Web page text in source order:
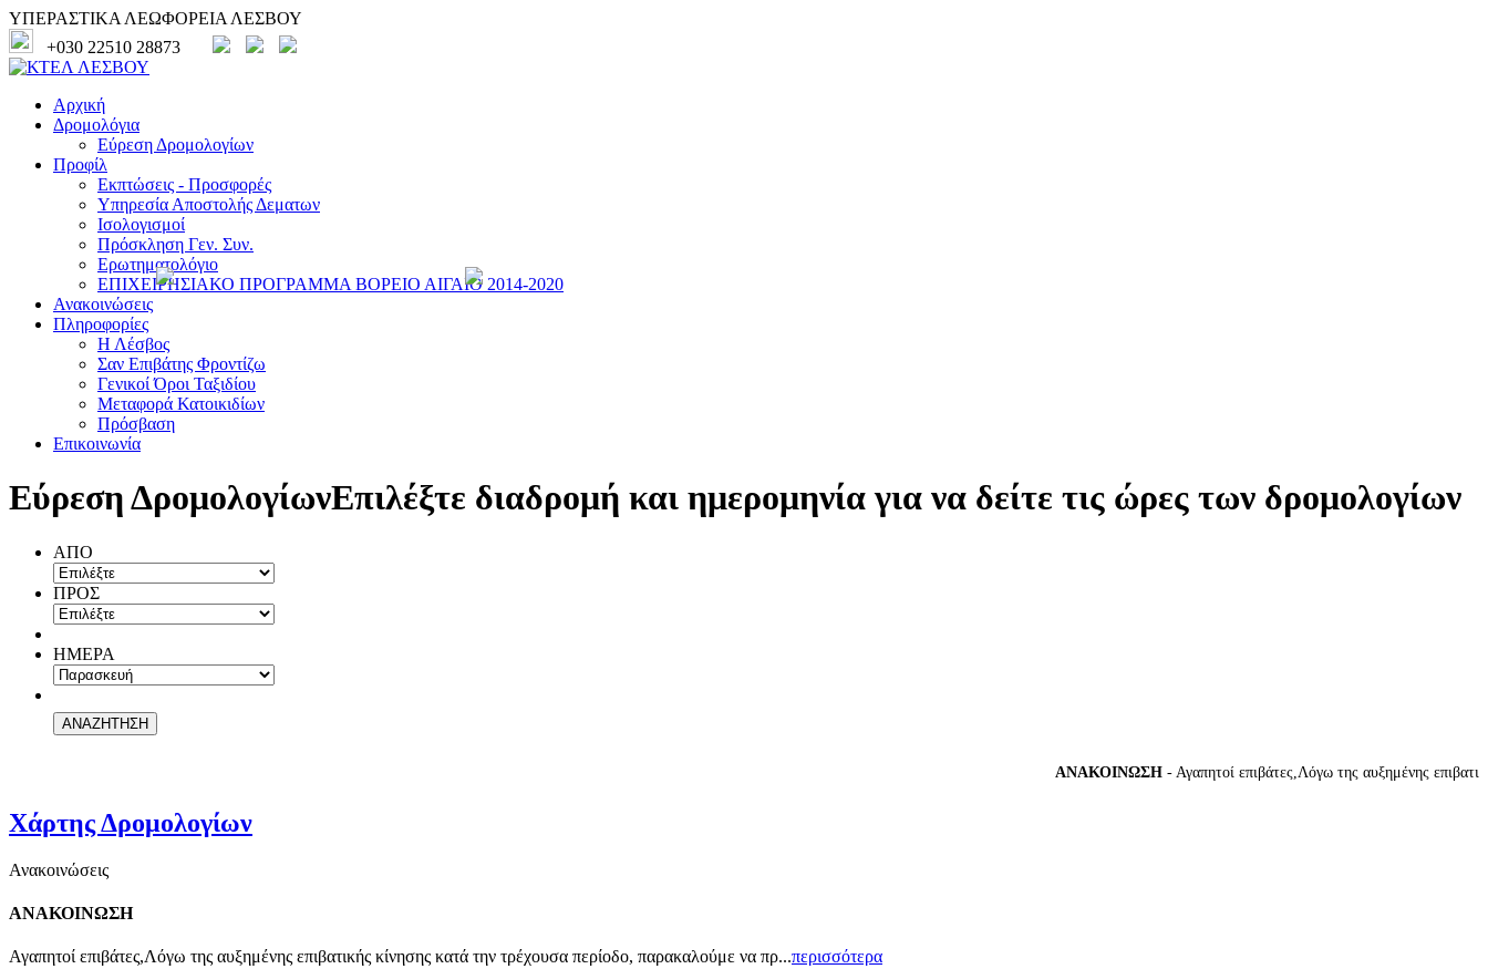
ΥΠΕΡΑΣΤΙΚΑ ΛΕΩΦΟΡΕΙΑ ΛΕΣΒΟΥ
+030 22510 28873
Αρχική
Δρομολόγια
Εύρεση Δρομολογίων
Προφίλ
Εκπτώσεις - Προσφορές
Υπηρεσία Αποστολής Δεματων
Ισολογισμοί
Πρόσκληση Γεν. Συν.
Ερωτηματολόγιο
ΕΠΙΧΕΙΡΗΣΙΑΚΟ ΠΡΟΓΡΑΜΜΑ ΒΟΡΕΙΟ ΑΙΓΑΙΟ 2014-2020
Ανακοινώσεις
Πληροφορίες
Η Λέσβος
Σαν Επιβάτης Φροντίζω
Γενικοί Όροι Ταξιδίου
Μεταφορά Κατοικιδίων
Πρόσβαση
Επικοινωνία
Εύρεση ΔρομολογίωνΕπιλέξτε διαδρομή και ημερομηνία για να δείτε τις ώρες των δρομολογίων
ΑΠΟ
ΠΡΟΣ
ΗΜΕΡΑ
ΑΝΑΚΟΙΝΩΣΗ- Αγαπητοί επιβάτες,Λόγω της αυξημένης επιβατικής
Χάρτης Δρομολογίων
Ανακοινώσεις
ΑΝΑΚΟΙΝΩΣΗ
Αγαπητοί επιβάτες,Λόγω της αυξημένης επιβατικής κίνησης κατά την τρέχουσα περίοδο, παρακαλούμε να πρ...περισσότερα